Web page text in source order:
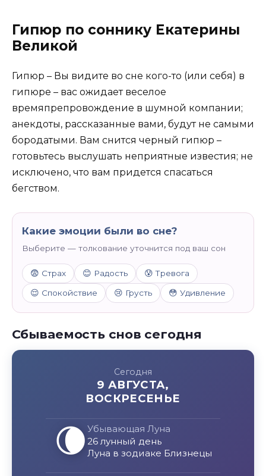
Гипюр по соннику Екатерины
Великой
Гипюр – Вы видите во сне кого-то (или себя) в
гипюре – вас ожидает веселое
времяпрепровождение в шумной компании;
анекдоты, рассказанные вами, будут не самыми
бородатыми. Вам снится черный гипюр –
готовьтесь выслушать неприятные известия; не
исключено, что вам придется спасаться
бегством.
Какие эмоции были во сне?
Выберите — толкование уточнится под ваш сон
😨 Страх 😊 Радость 😰 Тревога
😌 Спокойствие 😢 Грусть 😳 Удивление
Сбываемость снов сегодня
Сегодня
9 АВГУСТА,
ВОСКРЕСЕНЬЕ
🌘 Убывающая Луна
26 лунный день
Луна в зодиаке Близнецы